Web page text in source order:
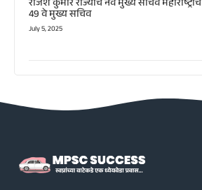
राजेश कुमार राज्याचे नवे मुख्य सचिव महाराष्ट्राचे
49 वे मुख्य सचिव
July 5, 2025